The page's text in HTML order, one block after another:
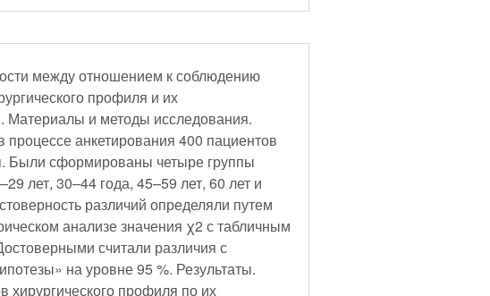
между отношением к соблюдению
профиля и их
Материалы и методы исследования.
анкетирования 400 пациентов
Были сформированы четыре группы
лет, 30–44 года, 45–59 лет, 60 лет и
различий определяли путем
анализе значения χ2 с табличным
считали различия с
на уровне 95 %. Результаты.
профиля по их